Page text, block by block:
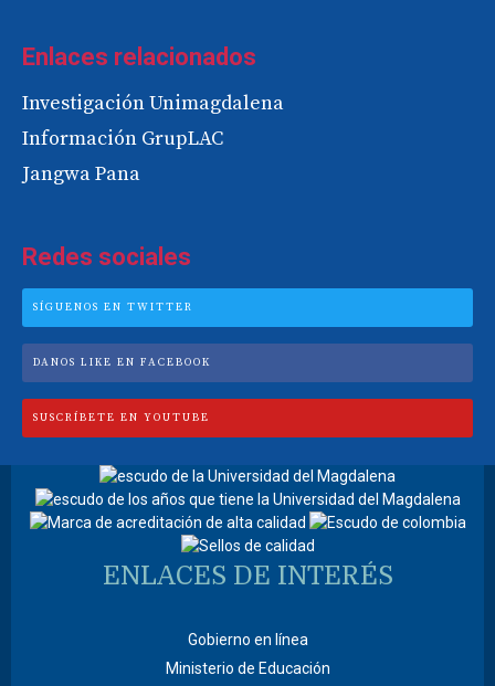
Enlaces relacionados
Investigación Unimagdalena
Información GrupLAC
Jangwa Pana
Redes sociales
SÍGUENOS EN TWITTER
DANOS LIKE EN FACEBOOK
SUSCRÍBETE EN YOUTUBE
ENLACES DE INTERÉS
Gobierno en línea
Ministerio de Educación